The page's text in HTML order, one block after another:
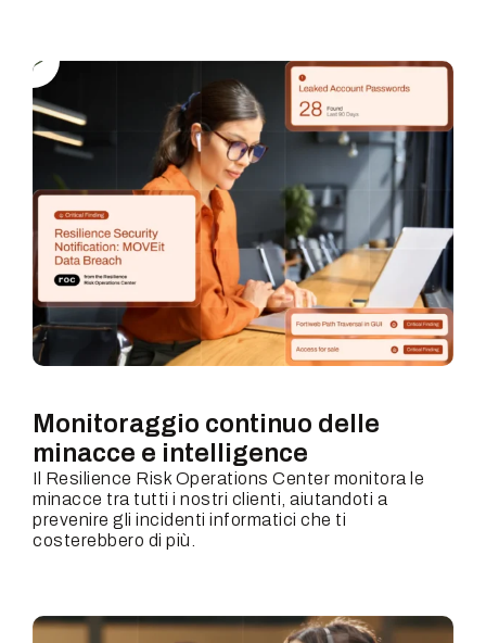
Monitoraggio continuo delle
minacce e intelligence
Il Resilience Risk Operations Center monitora le
minacce tra tutti i nostri clienti, aiutandoti a
prevenire gli incidenti informatici che ti
costerebbero di più.